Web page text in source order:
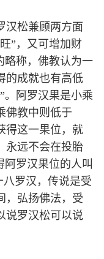
汉松兼顾两方面
”，又可增加财
略称，佛教认为一
的成就也有高低
。阿罗汉果是小乘
佛教中则低于
得这一果位，就
永远不会在投胎
阿罗汉果位的人叫
八罗汉，传说是受
，弘扬佛法，受
说罗汉松可以说